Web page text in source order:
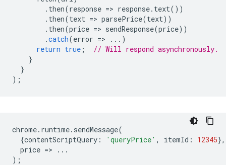
. then(response => response. text())
. then(text => parsePrice(text))
. then(price => sendResponse(price))
.catch(error =>
...)
return true ;
// Will respond asynchronously.
}
}
);
chrome. runtime. sendMessage(
{contentScriptQuery : 'queryPrice' , itemId : 12345},
price =>
...
);